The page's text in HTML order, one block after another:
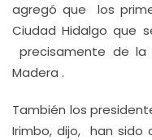
agregó que los
Ciudad Hidalgo que
precisamente de
Madera .
También los
Irimbo, dijo, han sido